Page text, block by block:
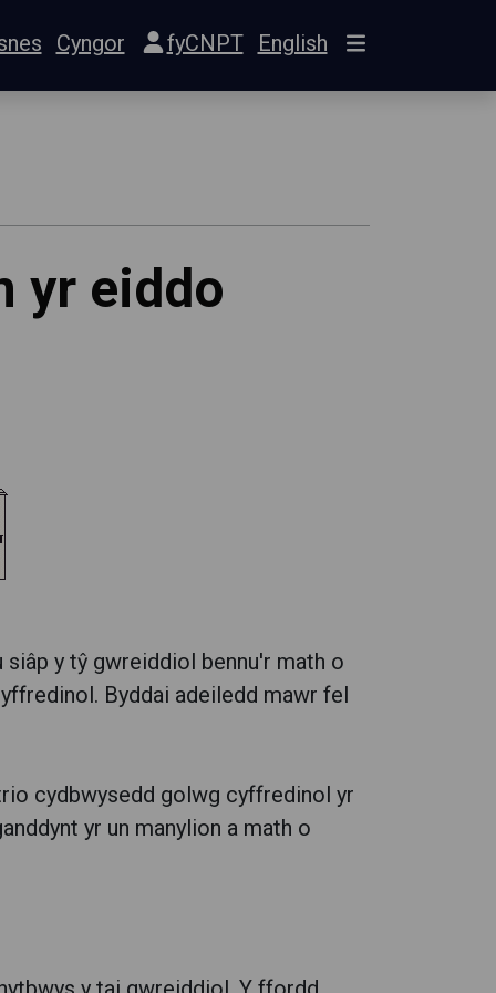
Cyngor fyCNPT English
yr eiddo
y tŷ gwreiddiol bennu'r math o
Byddai adeiledd mawr fel
cydbwysedd golwg cyffredinol yr
yr un manylion a math o